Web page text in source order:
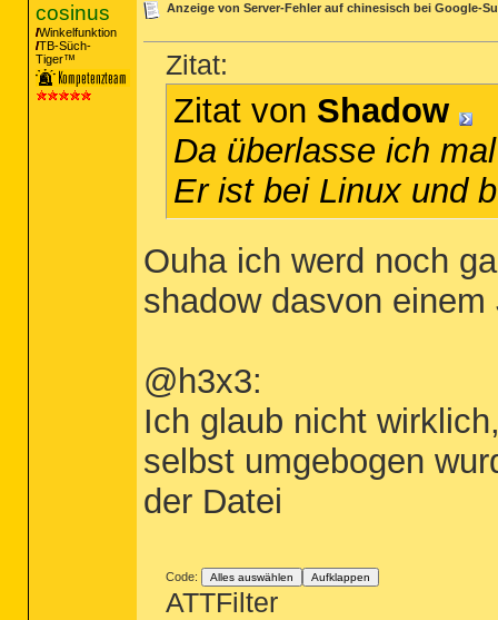
cosinus
Winkelfunktion
TB-Süch-
Tiger™
Anzeige von Server-Fehler auf chinesisch bei Google-
Zitat:
Zitat von Shadow
Da überlasse ich
Er ist bei Linux und
Ouha ich werd noch
shadow dasvon
@h3x3:
Ich glaub nicht
selbst umgebogen
der Datei
Code: Alles auswählen Aufklappen
ATTFilter